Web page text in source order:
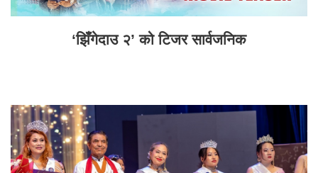
‘झिँगेदाउ २’ को टिजर सार्वजनिक